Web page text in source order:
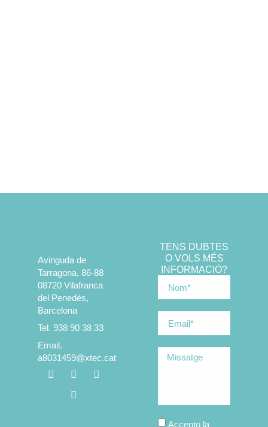
Avinguda de
Tarragona, 86-88
08720 Vilafranca
del Penedès,
Barcelona
Tel. 938 90 38 33
Email.
a8031459@xtec.cat
TENS DUBTES
O VOLS MÉS
INFORMACIÓ?
Accepto la